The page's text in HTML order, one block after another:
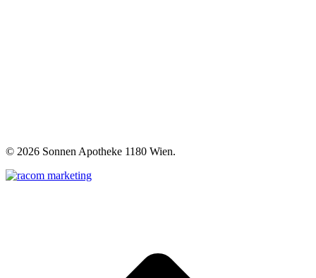
© 2026 Sonnen Apotheke 1180 Wien.